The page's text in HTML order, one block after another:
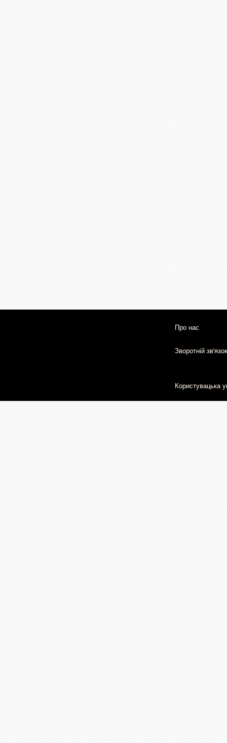
Про нас
Зворотній зв'язок
Користувацька